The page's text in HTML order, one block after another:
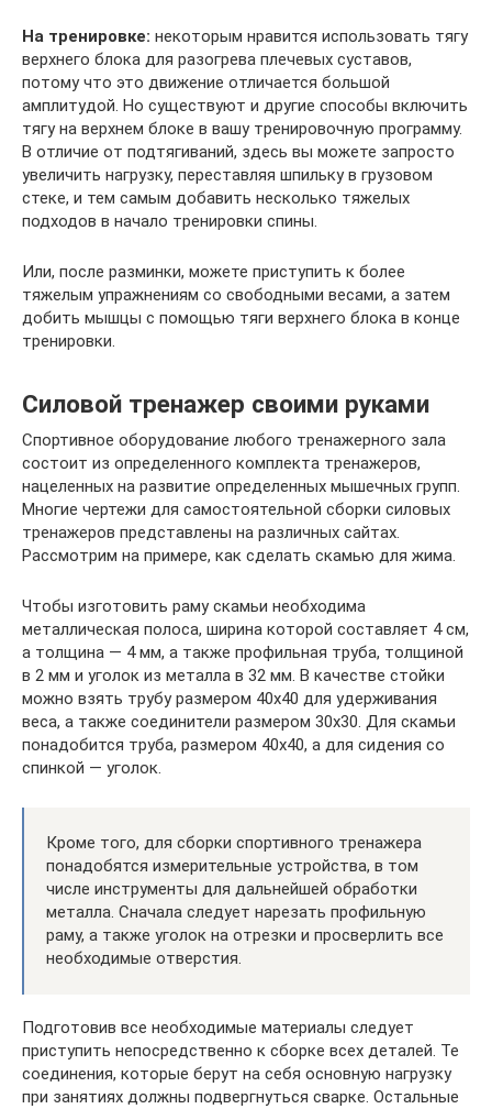
На тренировке: некоторым нравится использовать тягу
верхнего блока для разогрева плечевых суставов,
потому что это движение отличается большой
амплитудой. Но существуют и другие способы включить
тягу на верхнем блоке в вашу тренировочную программу.
В отличие от подтягиваний, здесь вы можете запросто
увеличить нагрузку, переставляя шпильку в грузовом
стеке, и тем самым добавить несколько тяжелых
подходов в начало тренировки спины.
Или, после разминки, можете приступить к более
тяжелым упражнениям со свободными весами, а затем
добить мышцы с помощью тяги верхнего блока в конце
тренировки.
Силовой тренажер своими руками
Спортивное оборудование любого тренажерного зала
состоит из определенного комплекта тренажеров,
нацеленных на развитие определенных мышечных групп.
Многие чертежи для самостоятельной сборки силовых
тренажеров представлены на различных сайтах.
Рассмотрим на примере, как сделать скамью для жима.
Чтобы изготовить раму скамьи необходима
металлическая полоса, ширина которой составляет 4 см,
а толщина — 4 мм, а также профильная труба, толщиной
в 2 мм и уголок из металла в 32 мм. В качестве стойки
можно взять трубу размером 40х40 для удерживания
веса, а также соединители размером 30х30. Для скамьи
понадобится труба, размером 40х40, а для сидения со
спинкой — уголок.
Кроме того, для сборки спортивного тренажера
понадобятся измерительные устройства, в том
числе инструменты для дальнейшей обработки
металла. Сначала следует нарезать профильную
раму, а также уголок на отрезки и просверлить все
необходимые отверстия.
Подготовив все необходимые материалы следует
приступить непосредственно к сборке всех деталей. Те
соединения, которые берут на себя основную нагрузку
при занятиях должны подвергнуться сварке. Остальные